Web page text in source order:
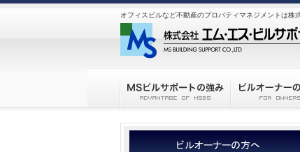
オフィスビルなど不動産のプロパティマネジメントは株